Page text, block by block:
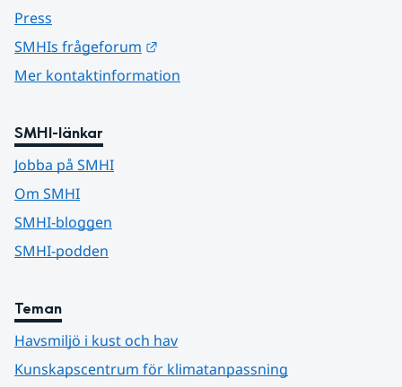
Press
SMHIs frågeforum
Mer kontaktinformation
SMHI-länkar
Jobba på SMHI
Om SMHI
SMHI-bloggen
SMHI-podden
Teman
Havsmiljö i kust och hav
Kunskapscentrum för klimatanpassning